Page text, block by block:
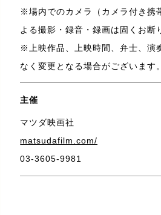
※場内でのカメラ（カメラ付き携
よる撮影・録音・録画は固くお断
※上映作品、上映時間、弁士、演
なく変更となる場合がございます
主催
マツダ映画社
matsudafilm.com/
03-3605-9981